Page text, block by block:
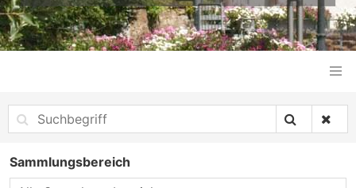
Sammlungsbereich